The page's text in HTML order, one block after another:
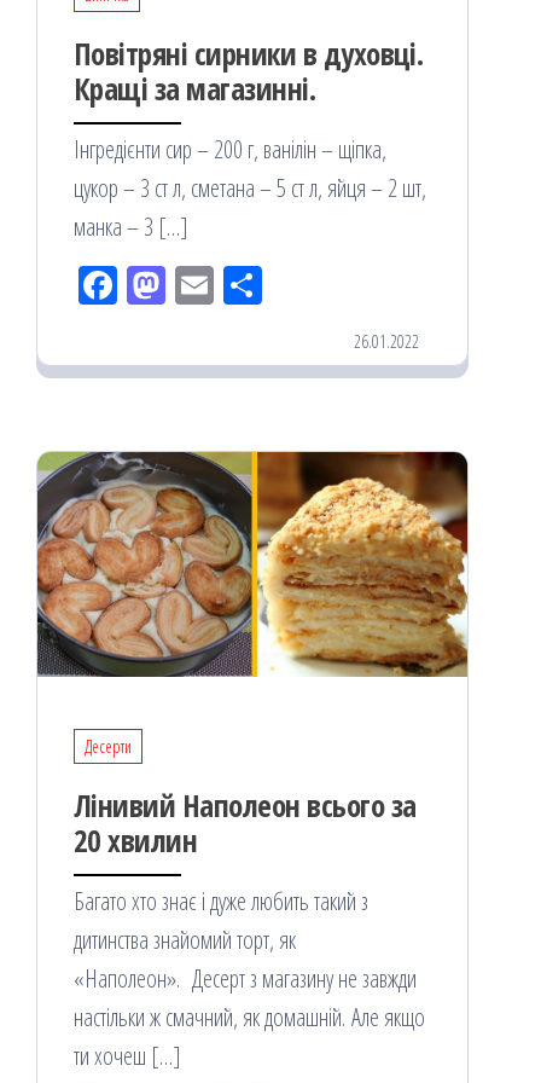
Повітряні сирники в духовці.
Кращі за магазинні.
Інгредієнти сир – 200 г, ванілін – щіпка,
цукор – 3 ст л, сметана – 5 ст л, яйця – 2 шт,
манка – 3 […]
Fac
oo
M
od
Em
ит
я
26.01.2022
Десерти
Лінивий Наполеон всього за
20 хвилин
Багато хто знає і дуже любить такий з
дитинства знайомий торт, як
«Наполеон». Десерт з магазину не завжди
настільки ж смачний, як домашній. Але якщо
ти хочеш […]